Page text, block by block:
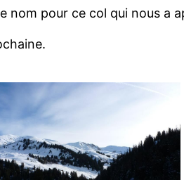
nom pour ce col qui nous a